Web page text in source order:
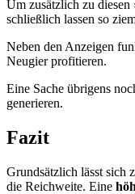
Um zusätzlich zu
schließlich lassen so
Neben den Anzeigen
Neugier profitieren.
Eine Sache übrigens
generieren.
Fazit
Grundsätzlich lässt sich
die Reichweite. Eine